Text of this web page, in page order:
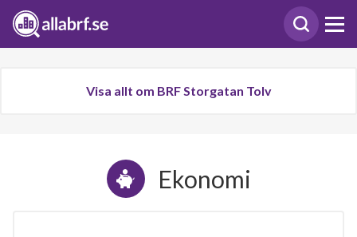
Visa allt om BRF Storgatan Tolv
Ekonomi